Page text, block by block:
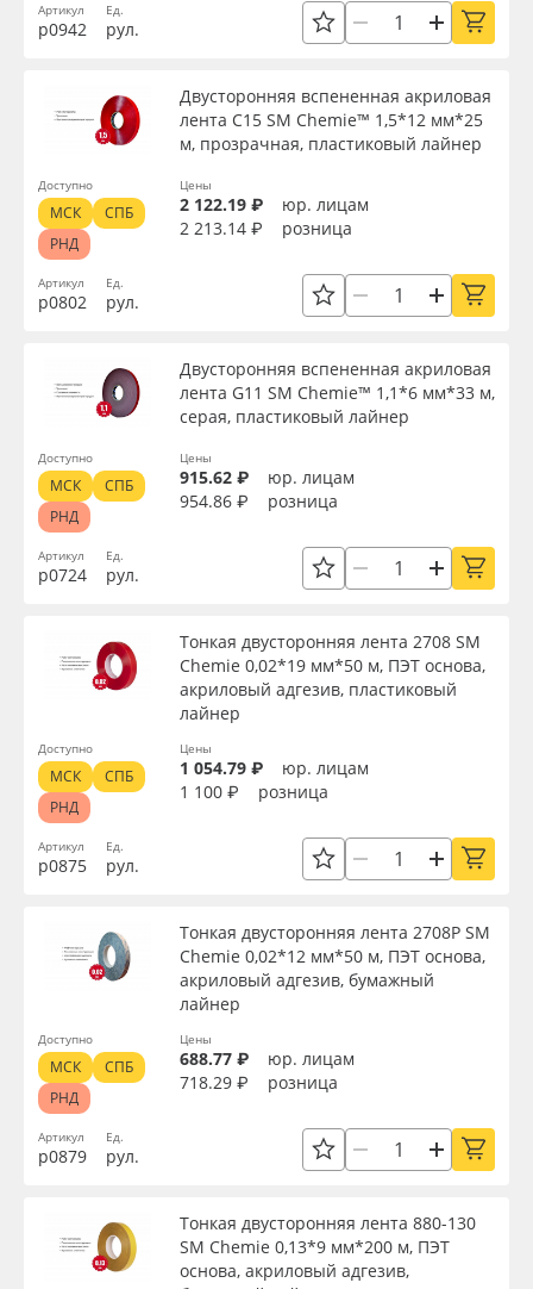
Артикул
р0942
Ед.
рул.
Артикул
р0802
Двусторонняя вспененная акриловая
лента C15 SM Chemie™ 1,5*12 мм*25
м, прозрачная, пластиковый лайнер
Ед.
рул.
Цены
2 122.19 ₽
юр. лицам
2 213.14 ₽
розница
Доступно
МСК
СПБ
РНД
Артикул
р0724
Двусторонняя вспененная акриловая
лента G11 SM Chemie™ 1,1*6 мм*33 м,
серая, пластиковый лайнер
Ед.
рул.
Цены
915.62 ₽
юр. лицам
954.86 ₽
розница
Доступно
МСК
СПБ
РНД
Артикул
р0875
Тонкая двусторонняя лента 2708 SM
Chemie 0,02*19 мм*50 м, ПЭТ основа,
акриловый адгезив, пластиковый
лайнер
Ед.
рул.
Цены
1 054.79 ₽
юр. лицам
1 100 ₽
розница
Доступно
МСК
СПБ
РНД
Артикул
р0879
Тонкая двусторонняя лента 2708P SM
Chemie 0,02*12 мм*50 м, ПЭТ основа,
акриловый адгезив, бумажный
лайнер
Ед.
рул.
Цены
688.77 ₽
юр. лицам
718.29 ₽
розница
Доступно
МСК
СПБ
РНД
Тонкая двусторонняя лента 880-130
SM Chemie 0,13*9 мм*200 м, ПЭТ
основа, акриловый адгезив,